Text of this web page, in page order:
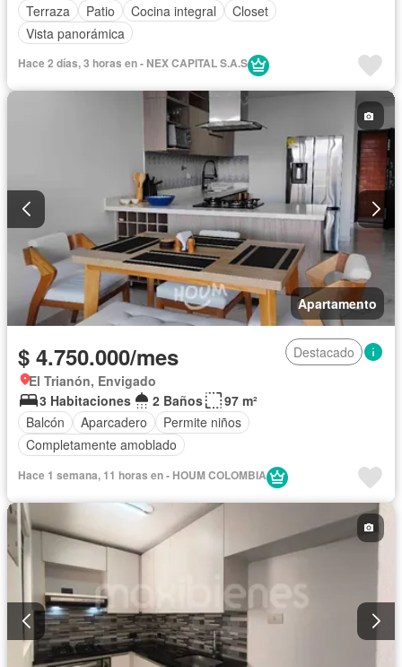
Terraza
Patio Cocina integral
Closet
Vista panorámica
Hace 2 días, 3 horas en - NEX CAPITAL S.A.S
Apartamento
$ 4.750.000/mes
Destacado
El Trianón, Envigado
3 Habitaciones
2 Baños
97 m²
Balcón
Aparcadero
Permite niños
Completamente amoblado
Hace 1 semana, 11 horas en - HOUM COLOMBIA